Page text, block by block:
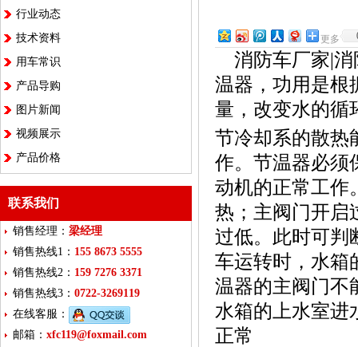
行业动态
技术资料
用车常识
产品导购
图片新闻
视频展示
产品价格
联系我们
销售经理： 梁经理
销售热线1： 155 8673 5555
销售热线2： 159 7276 3371
销售热线3： 0722-3269119
在线客服：
邮箱： xfc119@foxmail.com
更多
消防车厂家|消
温器，功用是根
量，改变水的循
节冷却系的散热
作。节温器必须
动机的正常工作
热；主阀门开启
过低。此时可判
车运转时，水箱
温器的主阀门不
水箱的上水室进
正常